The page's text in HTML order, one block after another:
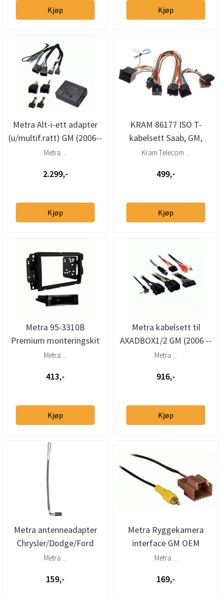
Kjøp Kjøp
Metra Alt-i-ett adapter
(u/multif.ratt) GM (2006--
>)
Metra ...
2.299,-
Kjøp
KRAM 86177 ISO T-
kabelsett Saab, GM,
Suzuki (2005-->)
Kram Telecom ...
499,-
Kjøp
Metra 95-3310B
Premium monteringskit
2-DIN Enclave Traverse
Metra ...
413,-
Kjøp
Metra kabelsett til
AXADBOX1/2 GM (2006 --
>) m/LAN 29
Metra ...
916,-
Kjøp
Metra antenneadapter
Chrysler/Dodge/Ford
(US)/GM/Jeep/Saab
Metra ...
159,-
Metra Ryggekamera
interface GM OEM
kamera -
Metra ...
169,-